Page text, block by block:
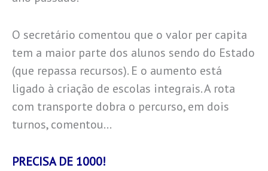
O secretário comentou que o valor per capita
tem a maior parte dos alunos sendo do Estado
(que repassa recursos). E o aumento está
ligado à criação de escolas integrais. A rota
com transporte dobra o percurso, em dois
turnos, comentou…
PRECISA DE 1000!